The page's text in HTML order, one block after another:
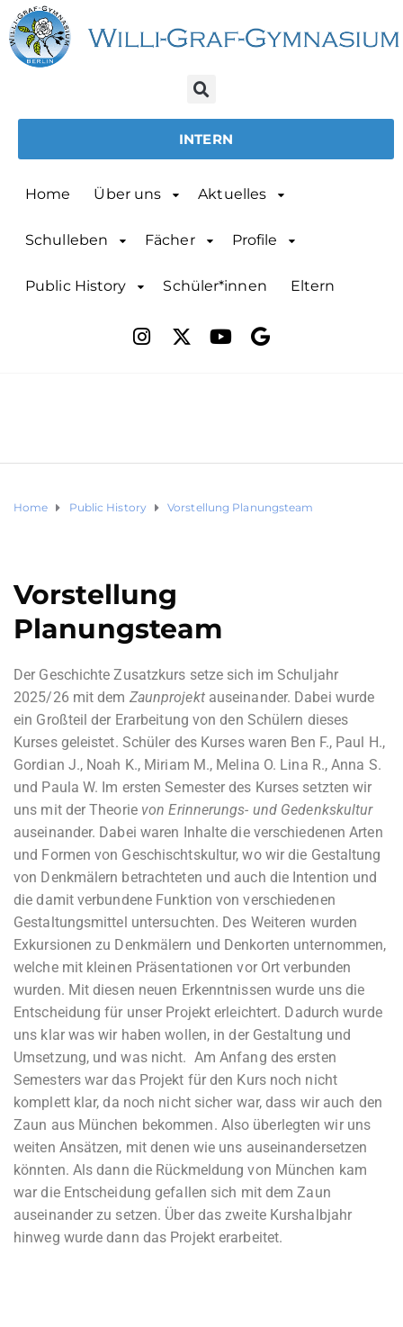
INTERN
Home Über uns Aktuelles
Schulleben Fächer Profile
Public History Schüler*innen Eltern
Home Public History Vorstellung Planungsteam
Vorstellung
Planungsteam
Der Geschichte Zusatzkurs setze sich im Schuljahr
2025/26 mit dem Zaunprojektauseinander. Dabei wurde
ein Großteil der Erarbeitung von den Schülern dieses
Kurses geleistet. Schüler des Kurses waren Ben F., Paul H.,
Gordian J., Noah K., Miriam M., Melina O. Lina R., Anna S.
und Paula W. Im ersten Semester des Kurses setzten wir
uns mit der Theorie von Erinnerungs- und Gedenkskultur
auseinander. Dabei waren Inhalte die verschiedenen Arten
und Formen von Geschischtskultur, wo wir die Gestaltung
von Denkmälern betrachteten und auch die Intention und
die damit verbundene Funktion von verschiedenen
Gestaltungsmittel untersuchten. Des Weiteren wurden
Exkursionen zu Denkmälern und Denkorten unternommen,
welche mit kleinen Präsentationen vor Ort verbunden
wurden. Mit diesen neuen Erkenntnissen wurde uns die
Entscheidung für unser Projekt erleichtert. Dadurch wurde
uns klar was wir haben wollen, in der Gestaltung und
Umsetzung, und was nicht. Am Anfang des ersten
Semesters war das Projekt für den Kurs noch nicht
komplett klar, da noch nicht sicher war, dass wir auch den
Zaun aus München bekommen. Also überlegten wir uns
weiten Ansätzen, mit denen wie uns auseinandersetzen
könnten. Als dann die Rückmeldung von München kam
war die Entscheidung gefallen sich mit dem Zaun
auseinander zu setzen. Über das zweite Kurshalbjahr
hinweg wurde dann das Projekt erarbeitet.